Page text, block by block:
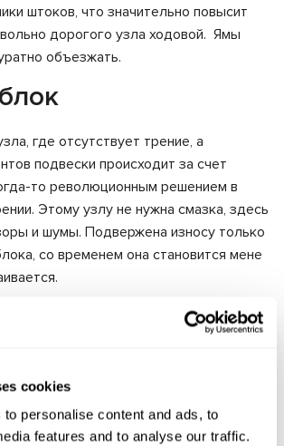
cookies
personalise content and ads, to
features and to analyse our traffic.
штоков, что значительно повысит
дорогого узла ходовой. Ямы
объезжать.
где отсутствует трение, а
подвески происходит за счет
то революционным решением в
Этому узлу не нужна смазка, здесь
и шумы. Подвержена износу только
со временем она становится мене
элемент отсоединяется от основы,
и увеличивается люфт. Износ
На состояние сайлентблоков
контактов между резиной и